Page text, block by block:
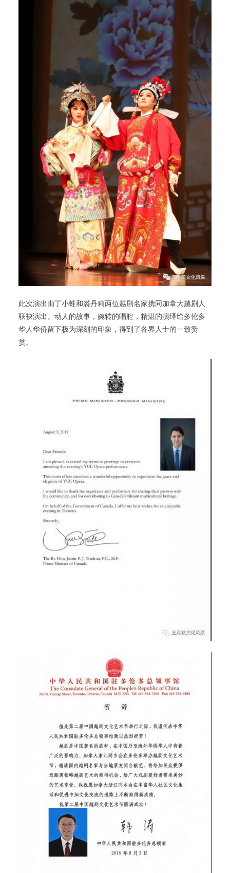
此次演出由丁小蛙和裘丹莉两位越剧名家携同加拿大越剧人
联袂演出。动人的故事，婉转的唱腔，精湛的演绎给多伦多
华人华侨留下极为深刻的印象，得到了各界人士的一致赞
赏。